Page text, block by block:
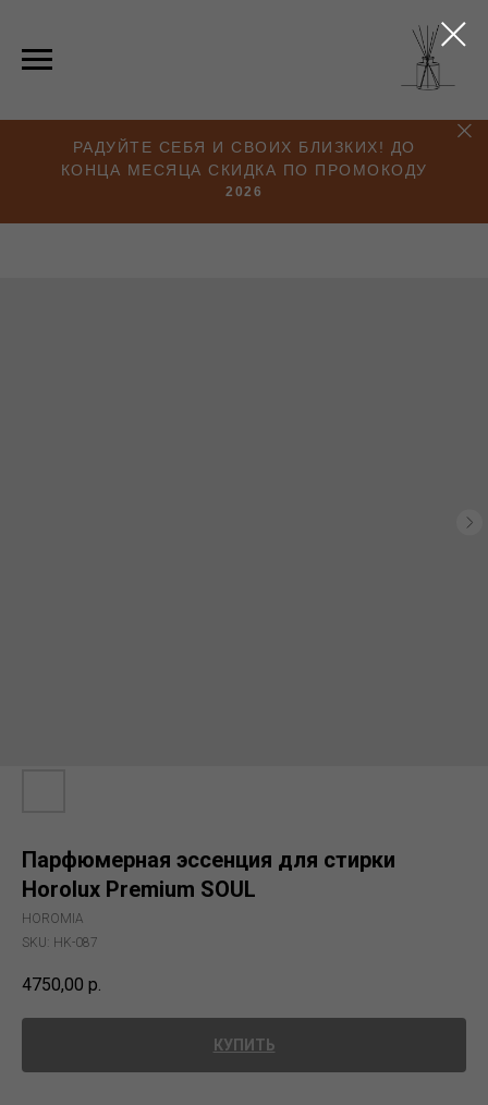
РАДУЙТЕ СЕБЯ И СВОИХ БЛИЗКИХ! ДО
КОНЦА МЕСЯЦА СКИДКА ПО ПРОМОКОДУ
2026
Парфюмерная эссенция для стирки
Horolux Premium SOUL
HOROMIA
SKU: HK-087
4750,00 р.
КУПИТЬ